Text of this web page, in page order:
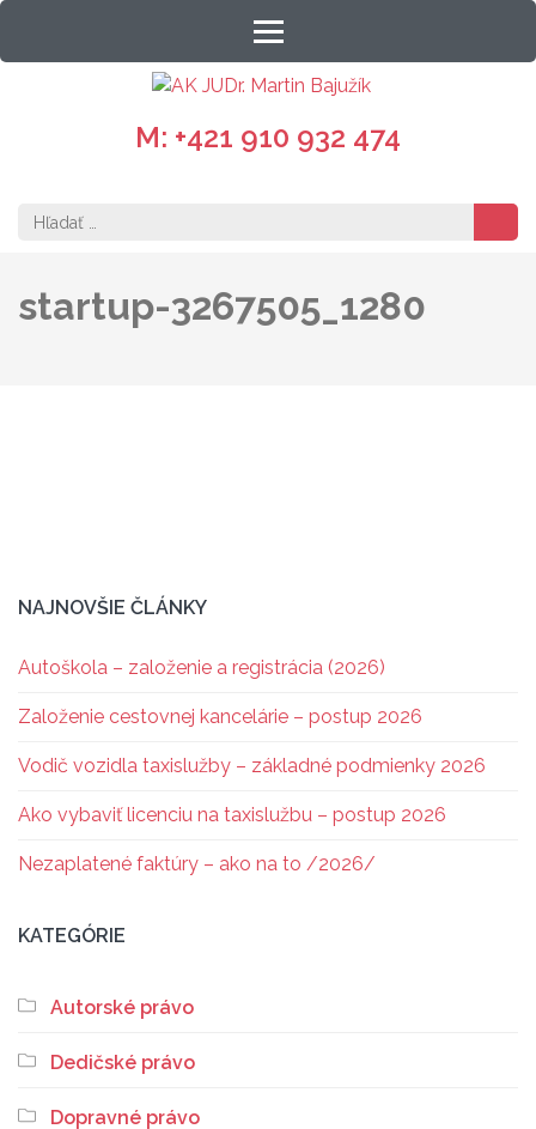
Skip
content
MARTIN
M: +421 910 932 474
startup-3267505_1280
NAJNOVŠIE ČLÁNKY
Autoškola – založenie a registrácia (2026)
Založenie cestovnej kancelárie – postup 2026
Vodič vozidla taxislužby – základné podmienky 2026
Ako vybaviť licenciu na taxislužbu – postup 2026
Nezaplatené faktúry – ako na to /2026/
KATEGÓRIE
Autorské právo
Dedičské právo
Dopravné právo